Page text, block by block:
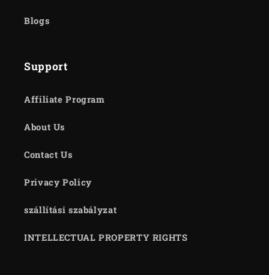
Blogs
Support
Affiliate Program
About Us
Contact Us
Privacy Policy
szállítási szabályzat
INTELLECTUAL PROPERTY RIGHTS